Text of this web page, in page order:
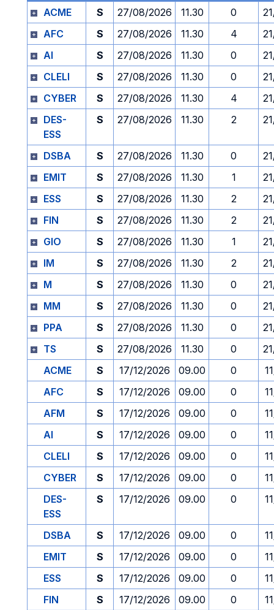
ACME S 27/08/2026 11.30 0
AFC
S 27/08/2026 11.30 4
AI
S 27/08/2026 11.30 0
CLELI
S 27/08/2026 11.30 0
CYBER
S 27/08/2026 11.30 4
DES-
ESS
S 27/08/2026 11.30 2
DSBA S 27/08/2026 11.30 0
EMIT
S 27/08/2026 11.30 1
ESS
S 27/08/2026 11.30 2
FIN
S 27/08/2026 11.30 2
GIO
S 27/08/2026 11.30 1
IM
S 27/08/2026 11.30 2
M
S 27/08/2026 11.30 0
MM
S 27/08/2026 11.30 0
PPA
S 27/08/2026 11.30 0
TS
S 27/08/2026 11.30 0
ACME
S 17/12/2026 09.00 0
AFC
S 17/12/2026 09.00 0
AFM
S 17/12/2026 09.00 0
AI
S 17/12/2026 09.00 0
CLELI
S 17/12/2026 09.00 0
CYBER
S 17/12/2026 09.00 0
DES-
ESS
S 17/12/2026 09.00 0
DSBA S 17/12/2026 09.00 0
EMIT
S 17/12/2026 09.00 0
ESS
S 17/12/2026 09.00 0
FIN
S 17/12/2026 09.00 0